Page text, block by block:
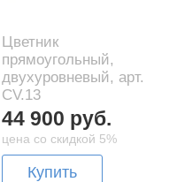
Цветник
прямоугольный,
двухуровневый, арт.
CV.13
44 900 руб.
цена со скидкой 5%
Купить